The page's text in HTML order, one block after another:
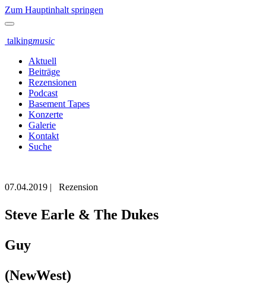
Zum Hauptinhalt springen
talkingmusic
Aktuell
Beiträge
Rezensionen
Podcast
Basement Tapes
Konzerte
Galerie
Kontakt
Suche
07.04.2019 | Rezension
Steve Earle & The Dukes
Guy
(NewWest)